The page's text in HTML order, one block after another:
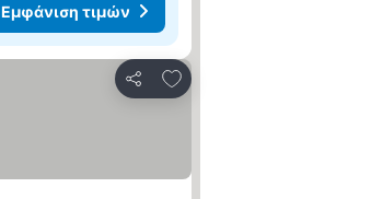
Εμφάνιση τιμών
Κοινοποίηση
Προσθήκη στα αγαπημένα